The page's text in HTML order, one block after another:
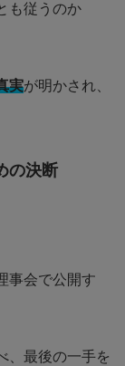
も従うのか
実が明かされ、
の決断
事会で公開す
、最後の一手を